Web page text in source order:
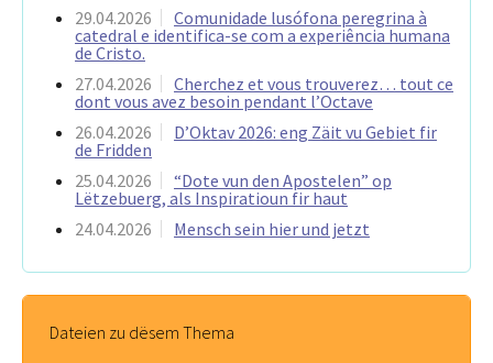
29.04.2026
Comunidade lusófona peregrina à
catedral e identifica-se com a experiência humana
de Cristo.
27.04.2026
Cherchez et vous trouverez… tout ce
dont vous avez besoin pendant l’Octave
26.04.2026
D’Oktav 2026: eng Zäit vu Gebiet fir
de Fridden
25.04.2026
“Dote vun den Apostelen” op
Lëtzebuerg, als Inspiratioun fir haut
24.04.2026
Mensch sein hier und jetzt
Dateien zu dësem Thema